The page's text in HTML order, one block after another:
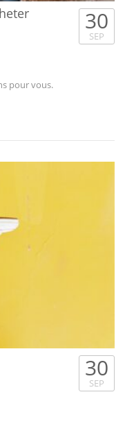
30
SEP
pour vous.
30
SEP